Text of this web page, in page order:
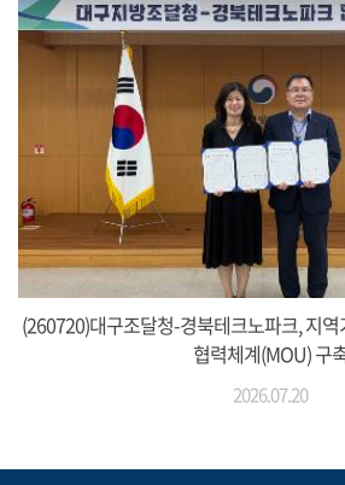
(260720)대구조달청-경북테크노파크, 지
협력체계(MOU) 구
2026.07.20